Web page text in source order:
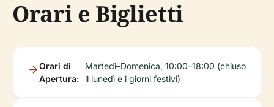
Orari e Biglietti
Orari di
Apertura:
Martedì–Domenica, 10:00–18:00 (chiuso
il lunedì e i giorni festivi)